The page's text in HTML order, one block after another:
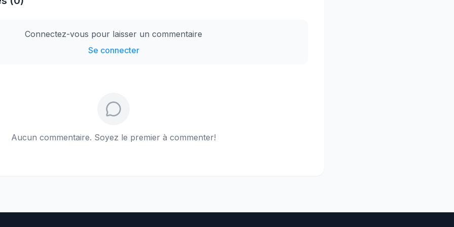
Connectez-vous pour laisser un commentaire
Se connecter
Aucun commentaire. Soyez le premier à commenter!